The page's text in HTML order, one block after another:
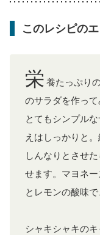
貧血対策
ニキビ・
このレシピの
栄 養たっぷり
のサラダを作って
とてもシンプル
えはしっかりと
しんなりとさせ
せます。マヨネ
とレモンの酸味
シャキシャキの